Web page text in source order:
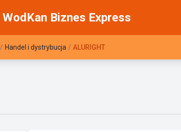
WodKan Biznes Express
/ Handel i dystrybucja / ALURIGHT